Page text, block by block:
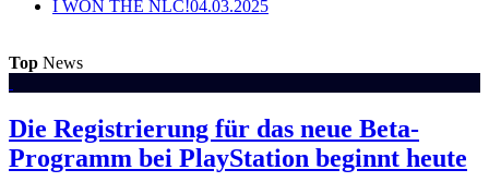
I WON THE NLC!04.03.2025
Top News
Die Registrierung für das neue Beta-
Programm bei PlayStation beginnt heute